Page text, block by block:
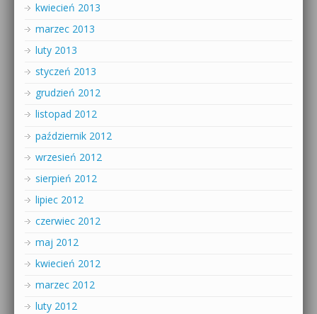
kwiecień 2013
marzec 2013
luty 2013
styczeń 2013
grudzień 2012
listopad 2012
październik 2012
wrzesień 2012
sierpień 2012
lipiec 2012
czerwiec 2012
maj 2012
kwiecień 2012
marzec 2012
luty 2012